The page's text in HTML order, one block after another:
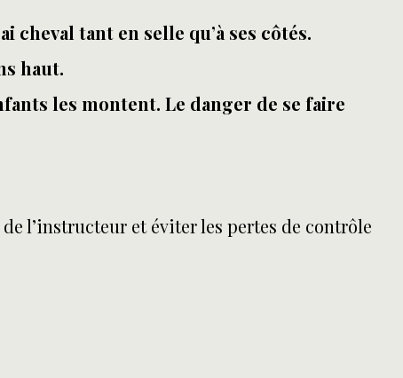
tant en selle qu’à ses côtés.
haut.
les montent. Le danger de se faire
l’instructeur et éviter les pertes de contrôle